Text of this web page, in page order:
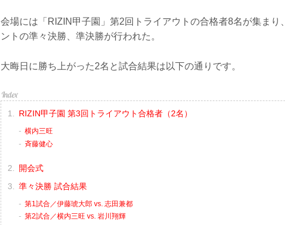
会場には「RIZIN甲子園」第2回トライアウトの合格者8名が集まり
ントの準々決勝、準決勝が行われた。
大晦日に勝ち上がった2名と試合結果は以下の通りです。
RIZIN甲子園 第3回トライアウト合格者（2名）
横内三旺
⻫藤健心
開会式
準々決勝 試合結果
第1試合／伊藤琥大郎 vs. 志田兼都
第2試合／横内三旺 vs. 岩川翔輝